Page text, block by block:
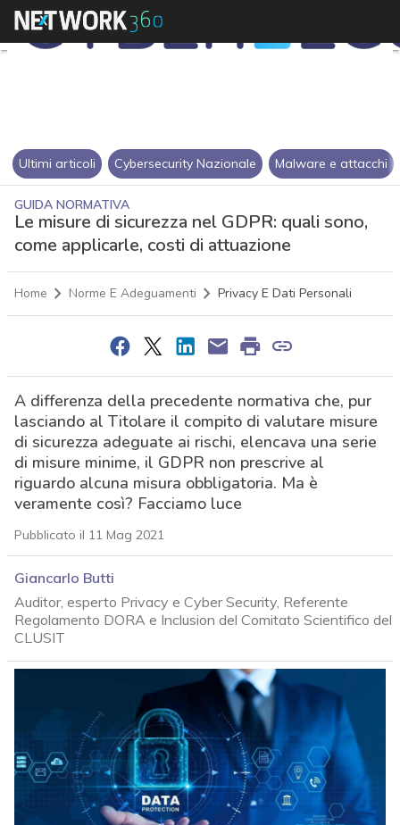
Ultimi articoli Cybersecurity Nazionale Malware e attacchi
GUIDA NORMATIVA
Le misure di sicurezza nel GDPR: quali sono,
come applicarle, costi di attuazione
Home Norme E Adeguamenti Privacy E Dati Personali
A differenza della precedente normativa che, pur
lasciando al Titolare il compito di valutare misure
di sicurezza adeguate ai rischi, elencava una serie
di misure minime, il GDPR non prescrive al
riguardo alcuna misura obbligatoria. Ma è
veramente così? Facciamo luce
Pubblicato il 11 Mag 2021
Giancarlo Butti
Auditor, esperto Privacy e Cyber Security, Referente
Regolamento DORA e Inclusion del Comitato Scientifico del
CLUSIT